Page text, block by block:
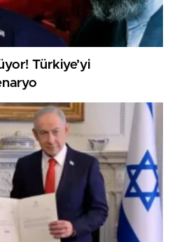
Türkiye’yi